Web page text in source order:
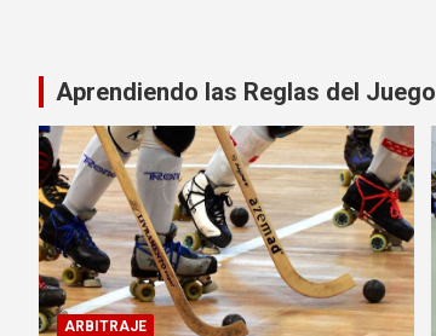
Aprendiendo las Reglas del Juego
ARBITRAJE